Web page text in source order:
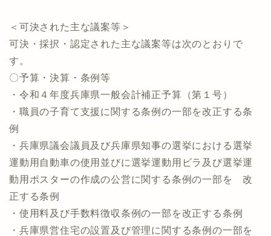
＜可決された主な議案等＞
可決・採択・認定された主な議案等は次のとおりで
す。
〇予算・決算・条例等
・令和４年度兵庫県一般会計補正予算（第１号）
・職員の子育て支援に関する条例の一部を改正する条
例
・兵庫県議会議員及び兵庫県知事の選挙における選挙
運動用自動車の使用並びに選挙運動用ビラ及び選挙運
動用ポスターの作成の公営に関する条例の一部を 改
正する条例
・使用料及び手数料徴収条例の一部を改正する条例
・兵庫県営住宅の設置及び管理に関する条例の一部を